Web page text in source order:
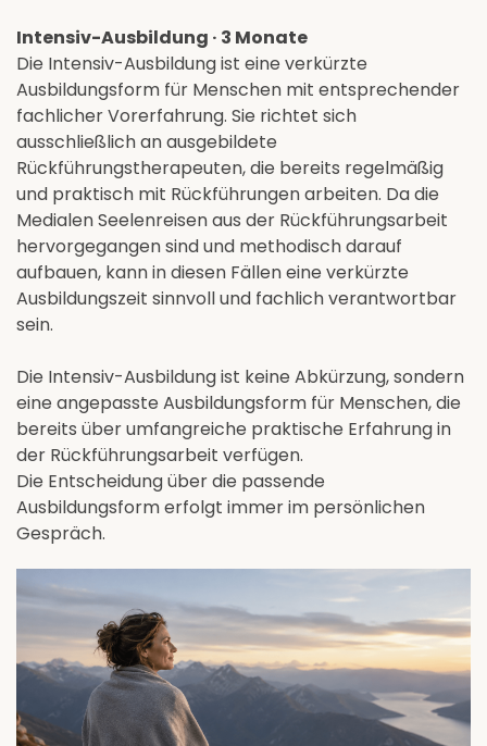
Intensiv-Ausbildung · 3 Monate
Die Intensiv-Ausbildung ist eine verkürzte
Ausbildungsform für Menschen mit entsprechender
fachlicher Vorerfahrung. Sie richtet sich
ausschließlich an ausgebildete
Rückführungstherapeuten, die bereits regelmäßig
und praktisch mit Rückführungen arbeiten. Da die
Medialen Seelenreisen aus der Rückführungsarbeit
hervorgegangen sind und methodisch darauf
aufbauen, kann in diesen Fällen eine verkürzte
Ausbildungszeit sinnvoll und fachlich verantwortbar
sein.
Die Intensiv-Ausbildung ist keine Abkürzung, sondern
eine angepasste Ausbildungsform für Menschen, die
bereits über umfangreiche praktische Erfahrung in
der Rückführungsarbeit verfügen.
Die Entscheidung über die passende
Ausbildungsform erfolgt immer im persönlichen
Gespräch.